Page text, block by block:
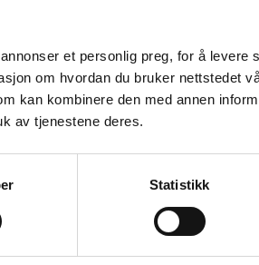
et personlig preg, for å levere
om hvordan du bruker nettstedet
kan kombinere den med annen
av tjenestene deres.
Statistikk
fagarbeider)
by